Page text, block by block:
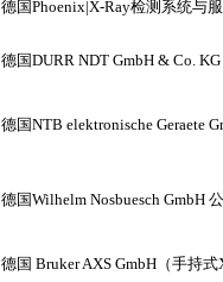
德国Phoenix|X-Ray检测系统与
德国DURR NDT GmbH & Co. KG
德国NTB elektronische Geraete
德国Wilhelm Nosbuesch GmbH
德国 Bruker AXS GmbH （手持式